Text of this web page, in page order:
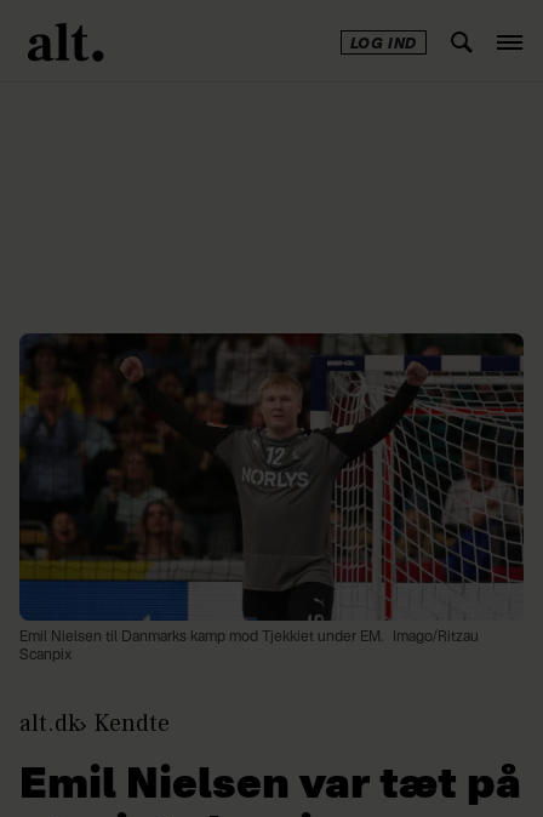
LOG IND
Emil Nielsen til Danmarks kamp mod Tjekkiet under EM.
Imago/Ritzau
Scanpix
alt.dk Kendte
Emil Nielsen var tæt på